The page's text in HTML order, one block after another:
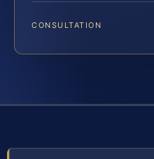
CONSULTATION